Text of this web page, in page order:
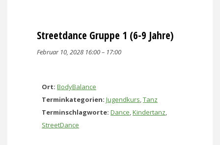
Streetdance Gruppe 1 (6-9 Jahre)
Februar 10, 2028 16:00– 17:00
Ort: BodyBalance
Terminkategorien: Jugendkurs,Tanz
Terminschlagworte: Dance,Kindertanz,
StreetDance